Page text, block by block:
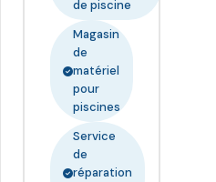
de piscine
Magasin
de
matériel
pour
piscines
Service
de
réparation